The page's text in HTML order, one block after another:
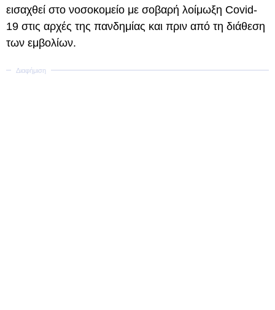
εισαχθεί στο νοσοκομείο με σοβαρή λοίμωξη Covid-
19 στις αρχές της πανδημίας και πριν από τη διάθεση
των εμβολίων.